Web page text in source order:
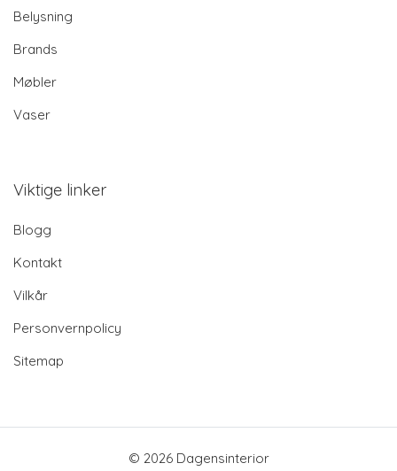
Belysning
Brands
Møbler
Vaser
Viktige linker
Blogg
Kontakt
Vilkår
Personvernpolicy
Sitemap
© 2026 Dagensinterior